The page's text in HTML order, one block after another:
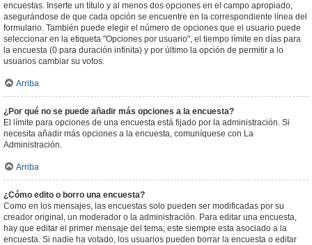
encuestas. Inserte un título y al menos dos opciones en el campo apropiado,
asegurándose de que cada opción se encuentre en la correspondiente línea del
formulario. También puede elegir el número de opciones que el usuario puede
seleccionar en la etiqueta "Opciones por usuario", el tiempo límite en días para
la encuesta (0 para duración infinita) y por último la opción de permitir a lo
usuarios cambiar su votos.
Arriba
¿Por qué no se puede añadir más opciones a la encuesta?
El límite para opciones de una encuesta está fijado por la administración. Si
necesita añadir más opciones a la encuesta, comuníquese con La
Administración.
Arriba
¿Cómo edito o borro una encuesta?
Como en los mensajes, las encuestas solo pueden ser modificadas por su
creador original, un moderador o la administración. Para editar una encuesta,
hay que editar el primer mensaje del tema; este siempre esta asociado a la
encuesta. Si nadie ha votado, los usuarios pueden borrar la encuesta o editar